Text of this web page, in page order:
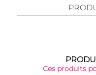
Ces produits